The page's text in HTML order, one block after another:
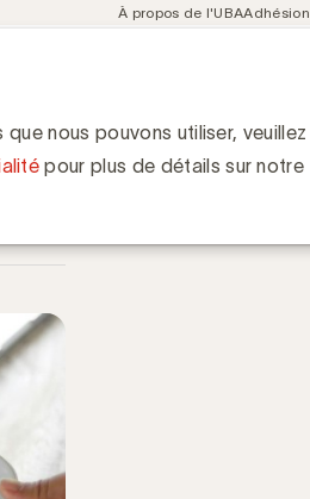
nous pouvons utiliser, veuillez
pour plus de détails sur notre
Meta
À propos de l'UBAAdhésion